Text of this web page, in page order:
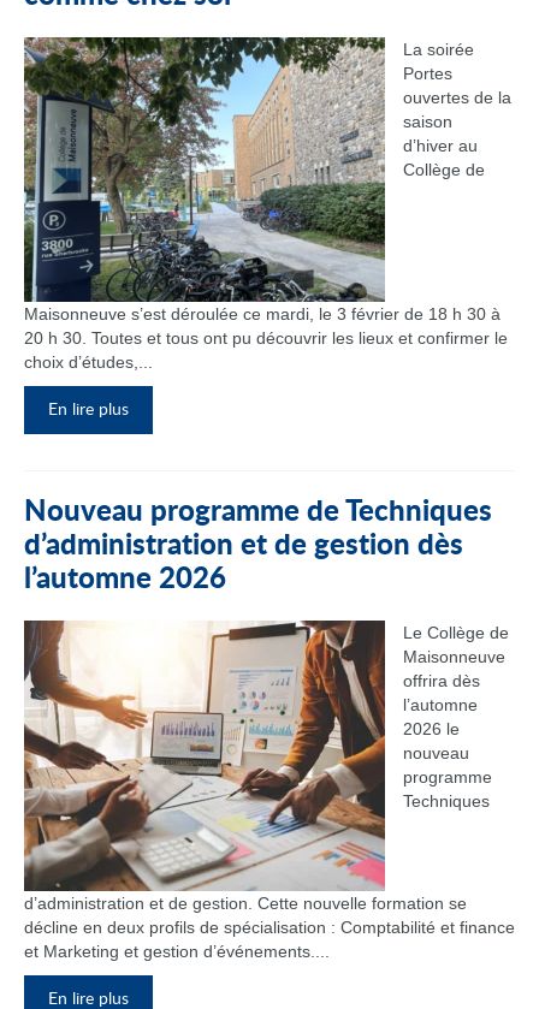
La soirée
Portes
ouvertes de la
saison
d’hiver au
Collège de
Maisonneuve s’est déroulée ce mardi, le 3 février de 18 h 30 à
20 h 30. Toutes et tous ont pu découvrir les lieux et confirmer le
choix d’études,...
En lire plus
Nouveau programme de Techniques
d’administration et de gestion dès
l’automne 2026
Le Collège de
Maisonneuve
offrira dès
l’automne
2026 le
nouveau
programme
Techniques
d’administration et de gestion. Cette nouvelle formation se
décline en deux profils de spécialisation : Comptabilité et finance
et Marketing et gestion d’événements....
En lire plus